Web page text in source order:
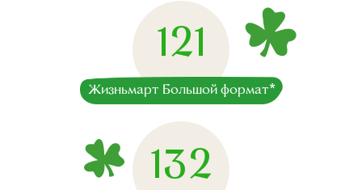
132
121
Жизньмарт Большой формат*